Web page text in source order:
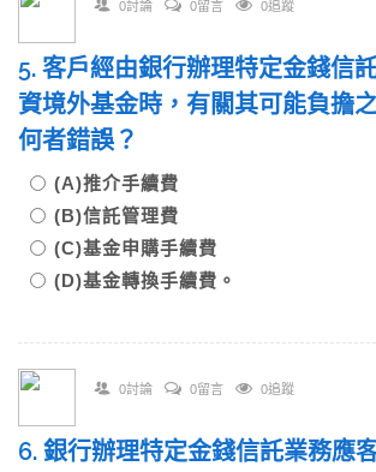
0討論 0留言 0追蹤
5. 客戶經由銀行辦理特定金錢信
資境外基金時，有關其可能負擔
何者錯誤？
(A)推介手續費
(B)信託管理費
(C)基金申購手續費
(D)基金轉換手續費。
0討論 0留言 0追蹤
6. 銀行辦理特定金錢信託業務應